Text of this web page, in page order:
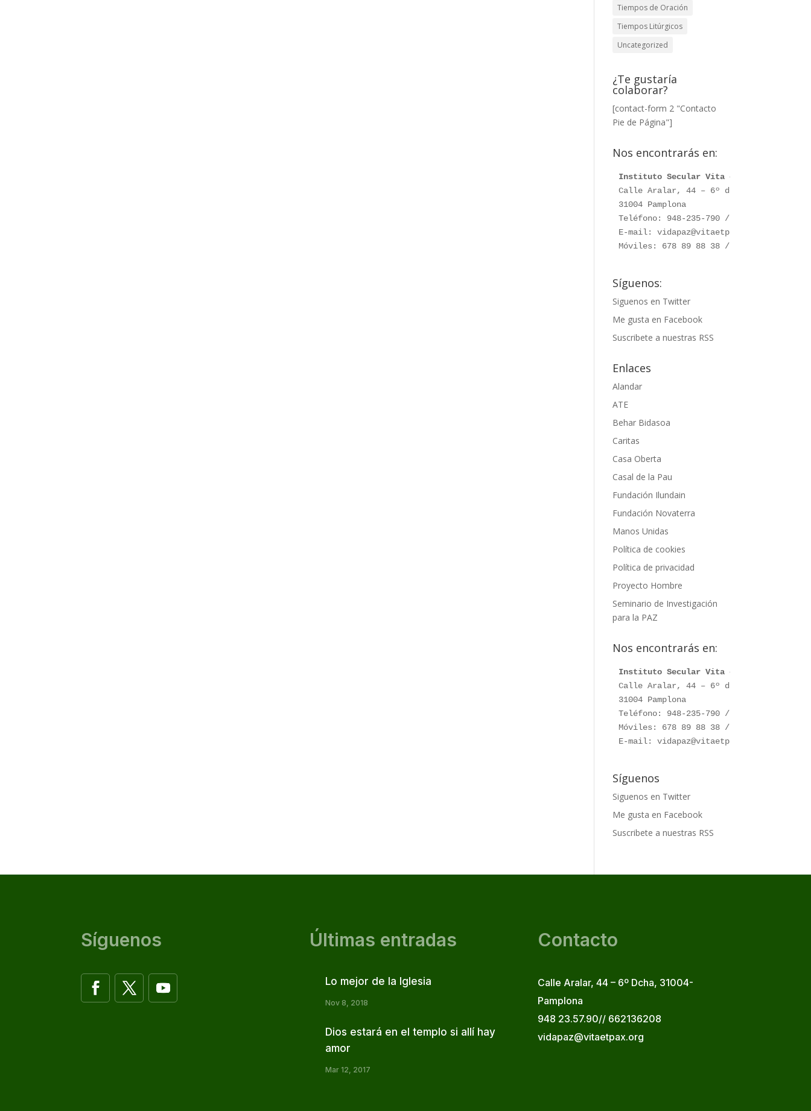
Tiempos de Oración
Tiempos Litúrgicos
Uncategorized
¿Te gustaría
colaborar?
[contact-form 2 "Contacto
Pie de Página"]
Nos encontrarás en:
Instituto Secular Vita et Pax
Calle Aralar, 44 – 6º dcha.
31004 Pamplona
Teléfono: 948-235-790 / 948-230-787
E-mail: vidapaz@vitaetpax.org
Móviles: 678 89 88 38 /  660 76 91 28
Síguenos:
Siguenos en Twitter
Me gusta en Facebook
Suscribete a nuestras RSS
Enlaces
Alandar
ATE
Behar Bidasoa
Caritas
Casa Oberta
Casal de la Pau
Fundación Ilundain
Fundación Novaterra
Manos Unidas
Política de cookies
Política de privacidad
Proyecto Hombre
Seminario de Investigación
para la PAZ
Nos encontrarás en:
Instituto Secular Vita et Pax
Calle Aralar, 44 – 6º dcha.
31004 Pamplona
Teléfono: 948-235-790 / 948-230-787
Móviles: 678 89 88 38 / 660 76 91 28
E-mail: vidapaz@vitaetpax.org
Síguenos
Siguenos en Twitter
Me gusta en Facebook
Suscribete a nuestras RSS
Síguenos Últimas entradas
Lo mejor de la Iglesia
Nov 8, 2018
Dios estará en el templo si allí hay
amor
Mar 12, 2017
Contacto
Calle Aralar, 44 – 6º Dcha, 31004-
Pamplona
948 23.57.90// 662136208
vidapaz@vitaetpax.org